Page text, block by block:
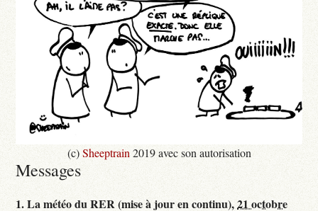
(c)Sheeptrain 2019 avec son autorisation
Messages
1.La météo du RER (mise à jour en continu),21 octobre